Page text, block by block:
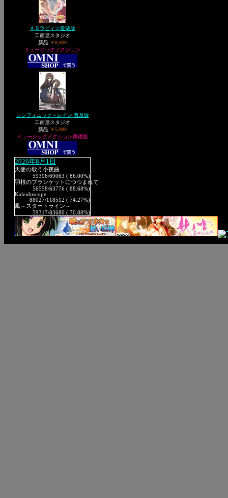
ＡＳラビィ☆愛蔵版
工画堂スタジオ
新品 ￥8,800
ミュージックアクション
シンフォニック＝レイン 普及版
工画堂スタジオ
新品 ￥5,980
ミュージックアクション廉価版
2026年8月1日
天使の歌う小夜曲
59396/69063 ( 86.00%)
羽根のブランケットにつつまれて
56558/63776 ( 88.68%)
Kaleidoscope
88027/118512 ( 74.27%)
風～スタートライン～
59317/83680 ( 70.88%)